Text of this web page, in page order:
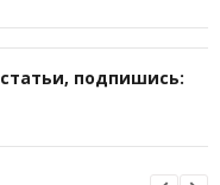
подпишись: